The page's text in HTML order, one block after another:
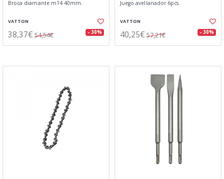
Broca diamante m14 40mm.
VATTON
38,37€ 54,54€ - 30%
Juego avellanador 6pcs.
VATTON
40,25€ 57,21€ - 30%